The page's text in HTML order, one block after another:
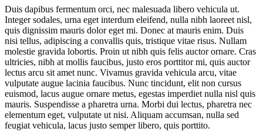
Duis dapibus fermentum orci, nec malesuada libero vehicula ut.
Integer sodales, urna eget interdum eleifend, nulla nibh laoreet nisl,
quis dignissim mauris dolor eget mi. Donec at mauris enim. Duis
nisi tellus, adipiscing a convallis quis, tristique vitae risus. Nullam
molestie gravida lobortis. Proin ut nibh quis felis auctor ornare. Cras
ultricies, nibh at mollis faucibus, justo eros porttitor mi, quis auctor
lectus arcu sit amet nunc. Vivamus gravida vehicula arcu, vitae
vulputate augue lacinia faucibus. Nunc tincidunt, elit non cursus
euismod, lacus augue ornare metus, egestas imperdiet nulla nisl quis
mauris. Suspendisse a pharetra urna. Morbi dui lectus, pharetra nec
elementum eget, vulputate ut nisi. Aliquam accumsan, nulla sed
feugiat vehicula, lacus justo semper libero, quis porttito.